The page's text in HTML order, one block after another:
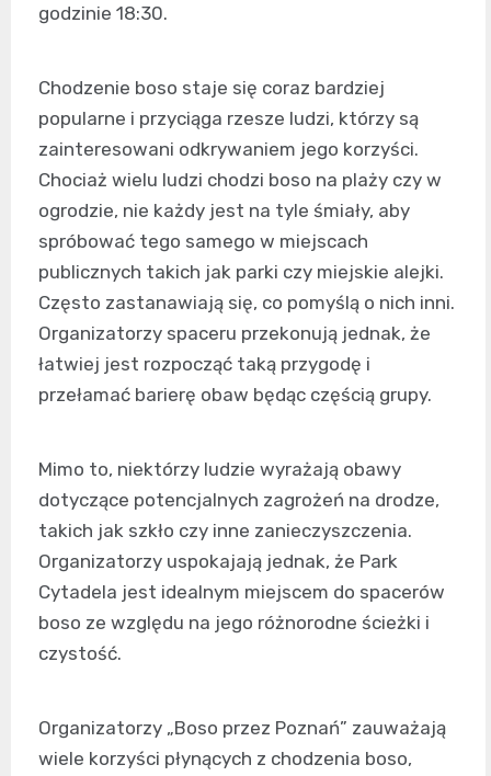
godzinie 18:30.
Chodzenie boso staje się coraz bardziej
popularne i przyciąga rzesze ludzi, którzy są
zainteresowani odkrywaniem jego korzyści.
Chociaż wielu ludzi chodzi boso na plaży czy w
ogrodzie, nie każdy jest na tyle śmiały, aby
spróbować tego samego w miejscach
publicznych takich jak parki czy miejskie alejki.
Często zastanawiają się, co pomyślą o nich inni.
Organizatorzy spaceru przekonują jednak, że
łatwiej jest rozpocząć taką przygodę i
przełamać barierę obaw będąc częścią grupy.
Mimo to, niektórzy ludzie wyrażają obawy
dotyczące potencjalnych zagrożeń na drodze,
takich jak szkło czy inne zanieczyszczenia.
Organizatorzy uspokajają jednak, że Park
Cytadela jest idealnym miejscem do spacerów
boso ze względu na jego różnorodne ścieżki i
czystość.
Organizatorzy „Boso przez Poznań” zauważają
wiele korzyści płynących z chodzenia boso,